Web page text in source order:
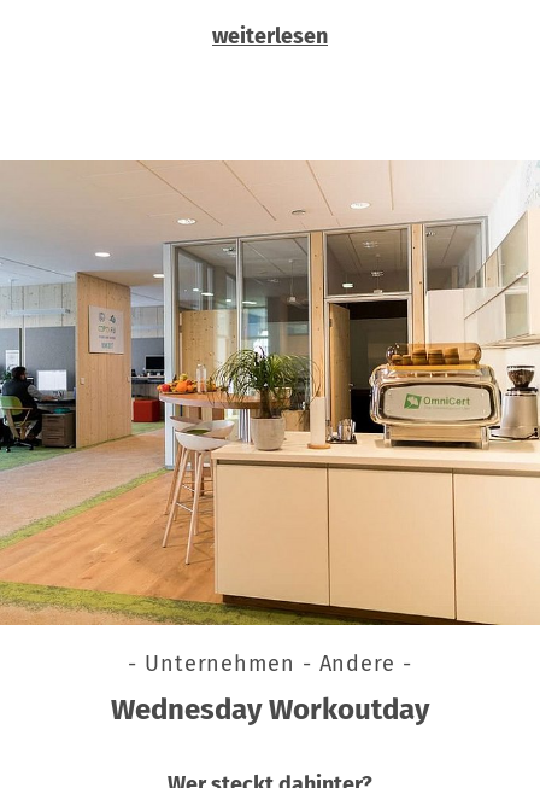
weiterlesen
- Unternehmen - Andere -
Wednesday Workoutday